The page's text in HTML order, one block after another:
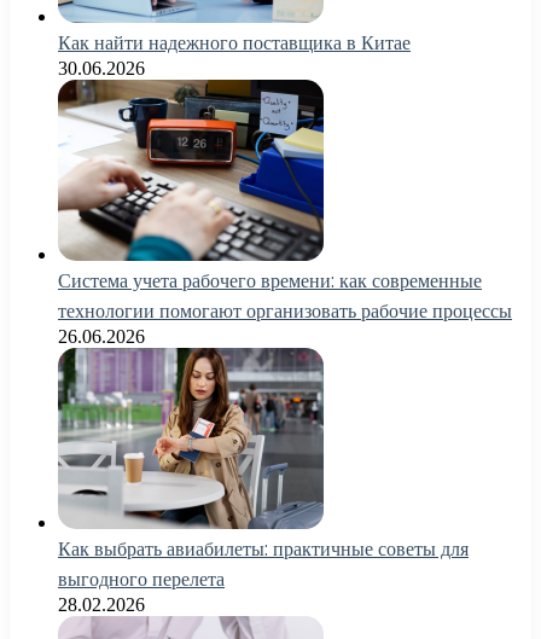
Как найти надежного поставщика в Китае
30.06.2026
Система учета рабочего времени: как современные
технологии помогают организовать рабочие процессы
26.06.2026
Как выбрать авиабилеты: практичные советы для
выгодного перелета
28.02.2026